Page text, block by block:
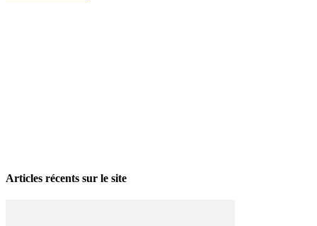
Articles récents sur le site